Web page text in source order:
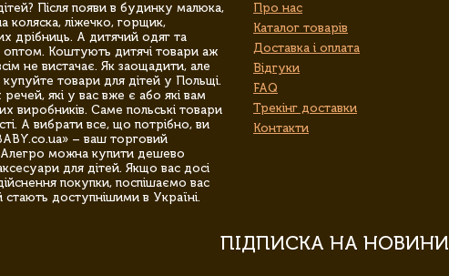
Після появи в будинку малюка,
коляска, ліжечко, горщик,
дрібниць. А дитячий одяг та
оптом. Коштують дитячі товари аж
не вистачає. Як заощадити, але
товари для дітей у Польщі.
які у вас вже є або які вам
виробників. Саме польські товари
А вибрати все, що потрібно, ви
– ваш торговий
можна купити дешево
для дітей. Якщо вас досі
покупки, поспішаємо вас
доступнішими в Україні.
Про нас
Каталог товарів
Доставка і оплата
Відгуки
FAQ
Трекінг доставки
Контакти
ПІДПИСКА НА НОВИНИ